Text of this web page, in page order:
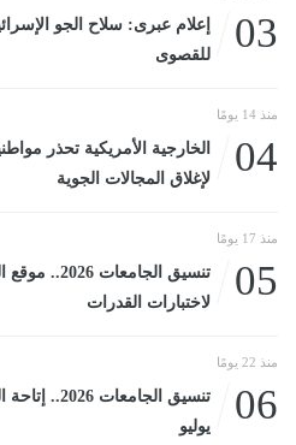
03
إعلام عبرى: سلاح الجو
للقصوى
منذ 14 يومًا
04
الخارجية الأمريكية تحذر
لإغلاق المجالات الجوية
منذ 17 يومًا
05
تنسيق
لاختبارات القدرات
منذ 22 يومًا
06
يوليو